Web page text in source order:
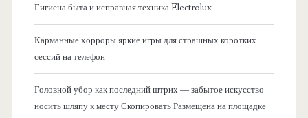
Гигиена быта и исправная техника Electrolux
Карманные хорроры яркие игры для страшных коротких
сессий на телефон
Головной убор как последний штрих — забытое искусство
носить шляпу к месту Скопировать Размещена на площадке